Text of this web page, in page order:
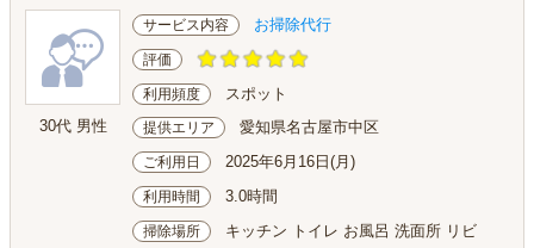
30代 男性
サービス内容 お掃除代行
評価
利用頻度 スポット
提供エリア 愛知県名古屋市中区
ご利用日 2025年6月16日(月)
利用時間 3.0時間
掃除場所
キッチン トイレ お風呂 洗面所 リビ